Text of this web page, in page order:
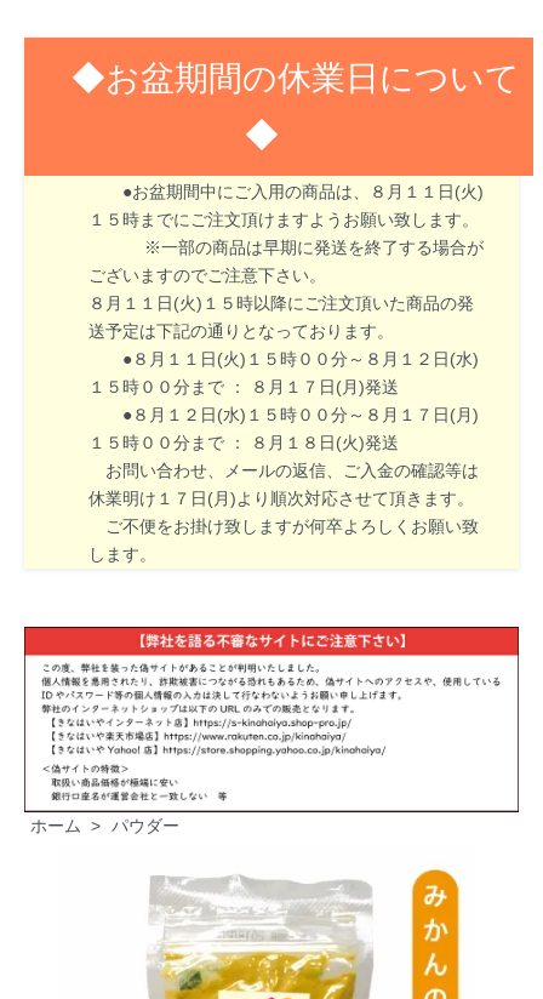
◆お盆期間の休業日について
◆
８月１３日(木)～１６日(日)はお盆期間のため休業
●お盆期間中にご入用の商品は、８月１１日(火)
１５時までにご注文頂けますようお願い致します。
※一部の商品は早期に発送を終了する場合が
ございますのでご注意下さい。
８月１１日(火)１５時以降にご注文頂いた商品の発
送予定は下記の通りとなっております。
●８月１１日(火)１５時００分～８月１２日(水)
１５時００分まで ： ８月１７日(月)発送
●８月１２日(水)１５時００分～８月１７日(月)
１５時００分まで ： ８月１８日(火)発送
お問い合わせ、メールの返信、ご入金の確認等は
休業明け１７日(月)より順次対応させて頂きます。
ご不便をお掛け致しますが何卒よろしくお願い致
します。
ホーム > パウダー